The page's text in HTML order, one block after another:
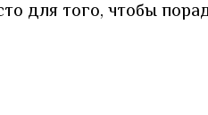
для того, чтобы